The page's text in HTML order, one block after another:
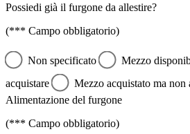
Possiedi già il furgone da allestire?
(*** Campo obbligatorio)
Non specificato Mezzo
acquistare
Mezzo acquistato ma
Alimentazione del furgone
(*** Campo obbligatorio)